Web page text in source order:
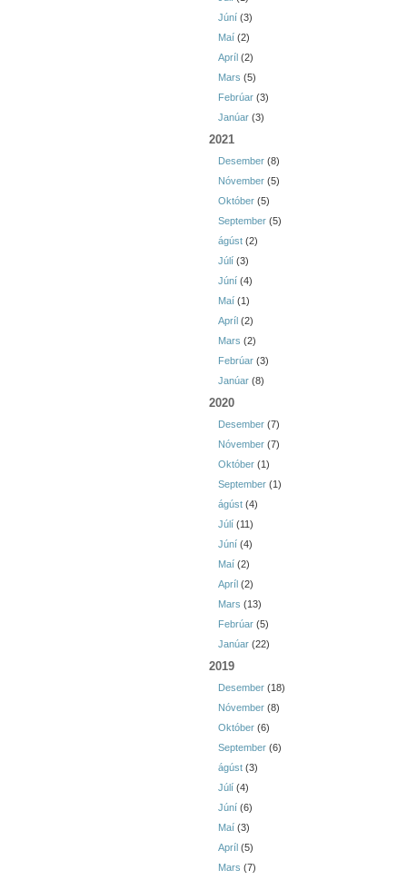
Júní (3)
Maí (2)
Apríl (2)
Mars (5)
Febrúar (3)
Janúar (3)
2021
Desember (8)
Nóvember (5)
Október (5)
September (5)
ágúst (2)
Júlí (3)
Júní (4)
Maí (1)
Apríl (2)
Mars (2)
Febrúar (3)
Janúar (8)
2020
Desember (7)
Nóvember (7)
Október (1)
September (1)
ágúst (4)
Júlí (11)
Júní (4)
Maí (2)
Apríl (2)
Mars (13)
Febrúar (5)
Janúar (22)
2019
Desember (18)
Nóvember (8)
Október (6)
September (6)
ágúst (3)
Júlí (4)
Júní (6)
Maí (3)
Apríl (5)
Mars (7)